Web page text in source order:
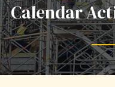
Calendar